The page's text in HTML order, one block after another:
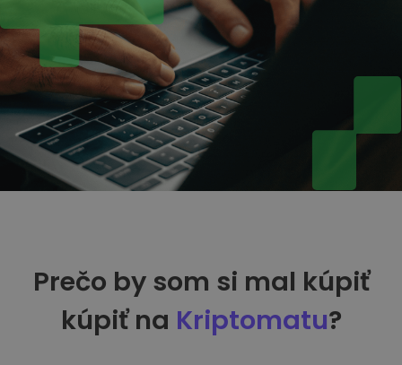
Prečo by som si mal kúpiť
kúpiť na Kriptomatu?